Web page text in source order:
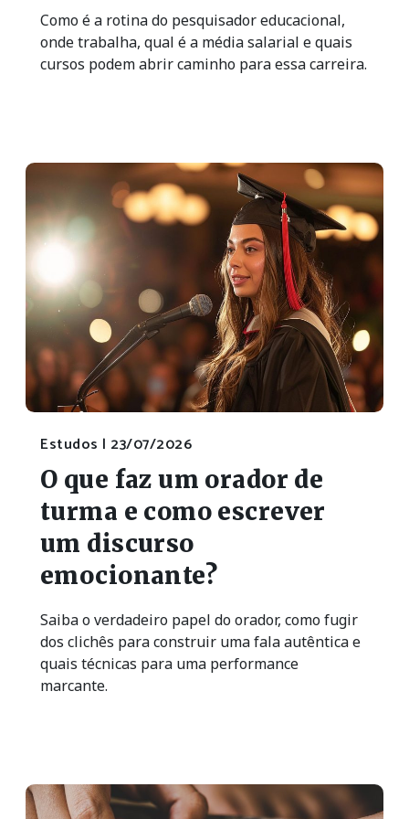
Como é a rotina do pesquisador educacional,
onde trabalha, qual é a média salarial e quais
cursos podem abrir caminho para essa carreira.
Estudos | 23/07/2026
O que faz um orador de
turma e como escrever
um discurso
emocionante?
Saiba o verdadeiro papel do orador, como fugir
dos clichês para construir uma fala autêntica e
quais técnicas para uma performance
marcante.